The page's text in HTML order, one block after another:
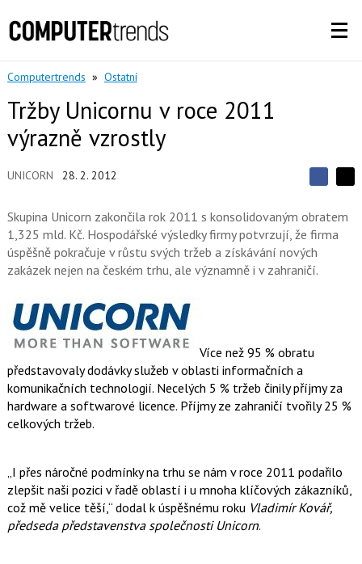
Computertrends » Ostatní
Tržby Unicornu v roce 2011
výrazně vzrostly
UNICORN 28. 2. 2012
S
í
l
e
S
l
e
k
u
í
Skupina Unicorn zakončila rok 2011 s konsolidovaným obratem
1,325 mld. Kč. Hospodářské výsledky firmy potvrzují, že firma
úspěšně pokračuje v růstu svých tržeb a získávání nových
zakázek nejen na českém trhu, ale významně i v zahraničí.
Více než 95 % obratu
představovaly dodávky služeb v oblasti informačních a
komunikačních technologií. Necelých 5 % tržeb činily příjmy za
hardware a softwarové licence. Příjmy ze zahraničí tvořily 25 %
celkových tržeb.
„I přes náročné podmínky na trhu se nám v roce 2011 podařilo
zlepšit naši pozici v řadě oblastí i u mnoha klíčových zákazníků,
což mě velice těší,“ dodal k úspěšnému roku Vladimír Kovář,
předseda představenstva společnosti Unicorn.